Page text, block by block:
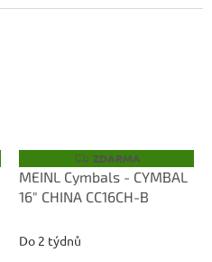
Z
D
A
R
ZDARMA
MEINL Cymbals - CYMBAL
16" CHINA CC16CH-B
Do 2 týdnů